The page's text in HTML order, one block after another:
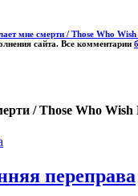
мне смерти / Those Who
сайта. Все комментарии
/ Those Who Wish
переправа